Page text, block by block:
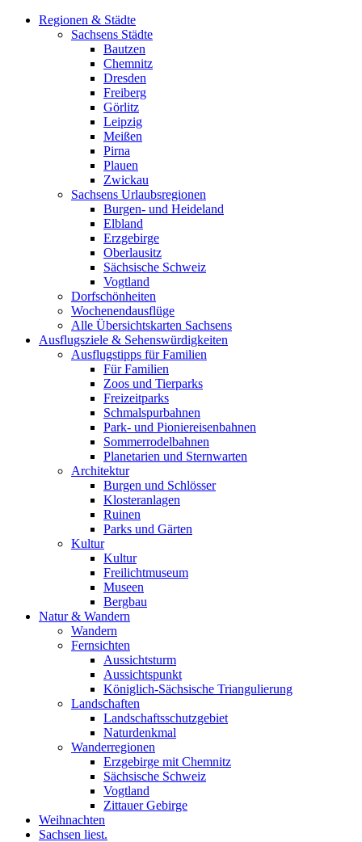
Regionen & Städte
Sachsens Städte
Bautzen
Chemnitz
Dresden
Freiberg
Görlitz
Leipzig
Meißen
Pirna
Plauen
Zwickau
Sachsens Urlaubsregionen
Burgen- und Heideland
Elbland
Erzgebirge
Oberlausitz
Sächsische Schweiz
Vogtland
Dorfschönheiten
Wochenendausflüge
Alle Übersichtskarten Sachsens
Ausflugsziele & Sehenswürdigkeiten
Ausflugstipps für Familien
Für Familien
Zoos und Tierparks
Freizeitparks
Schmalspurbahnen
Park- und Pioniereisenbahnen
Sommerrodelbahnen
Planetarien und Sternwarten
Architektur
Burgen und Schlösser
Klosteranlagen
Ruinen
Parks und Gärten
Kultur
Kultur
Freilichtmuseum
Museen
Bergbau
Natur & Wandern
Wandern
Fernsichten
Aussichtsturm
Aussichtspunkt
Königlich-Sächsische Triangulierung
Landschaften
Landschaftsschutzgebiet
Naturdenkmal
Wanderregionen
Erzgebirge mit Chemnitz
Sächsische Schweiz
Vogtland
Zittauer Gebirge
Weihnachten
Sachsen liest.